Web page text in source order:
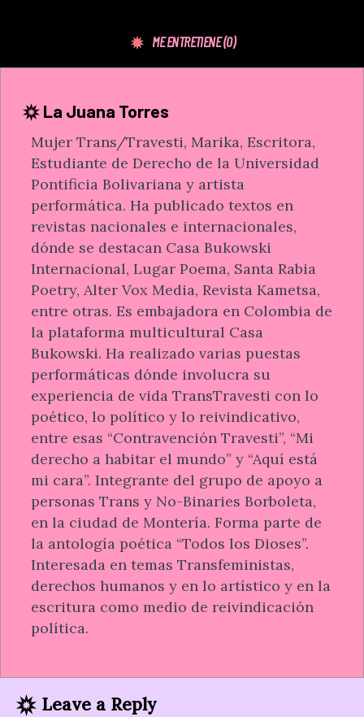
ME ENTRETIENE(0)
La Juana Torres
Mujer Trans/Travesti, Marika, Escritora,
Estudiante de Derecho de la Universidad
Pontificia Bolivariana y artista
performática. Ha publicado textos en
revistas nacionales e internacionales,
dónde se destacan Casa Bukowski
Internacional, Lugar Poema, Santa Rabia
Poetry, Alter Vox Media, Revista Kametsa,
entre otras. Es embajadora en Colombia de
la plataforma multicultural Casa
Bukowski. Ha realizado varias puestas
performáticas dónde involucra su
experiencia de vida TransTravesti con lo
poético, lo político y lo reivindicativo,
entre esas “Contravención Travesti”, “Mi
derecho a habitar el mundo” y “Aquí está
mi cara”. Integrante del grupo de apoyo a
personas Trans y No-Binaries Borboleta,
en la ciudad de Montería. Forma parte de
la antología poética “Todos los Dioses”.
Interesada en temas Transfeministas,
derechos humanos y en lo artístico y en la
escritura como medio de reivindicación
política.
Leave a Reply